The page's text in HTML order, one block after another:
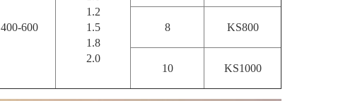
1.2
1.5
1.8
2.0
400-600 KS800
8
KS1000
10